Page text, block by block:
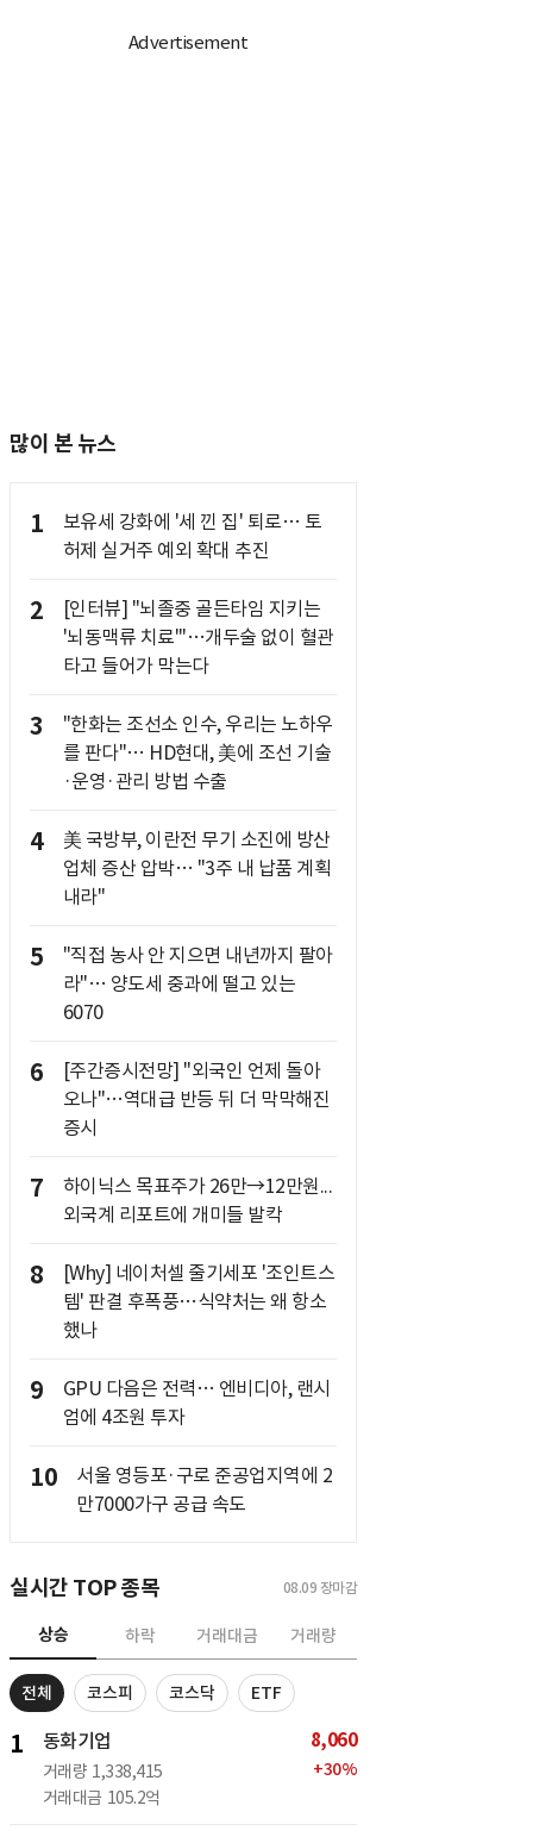
많이 본 뉴스
1
보유세 강화에 '세 낀 집' 퇴로… 토
허제 실거주 예외 확대 추진
2
[인터뷰] "뇌졸중 골든타임 지키는
'뇌동맥류 치료'"…개두술 없이 혈관
타고 들어가 막는다
3
"한화는 조선소 인수, 우리는 노하우
를 판다"… HD현대, 美에 조선 기술
·운영·관리 방법 수출
4
美 국방부, 이란전 무기 소진에 방산
업체 증산 압박… "3주 내 납품 계획
내라"
5
"직접 농사 안 지으면 내년까지 팔아
라"… 양도세 중과에 떨고 있는
6070
6
[주간증시전망] "외국인 언제 돌아
오나"…역대급 반등 뒤 더 막막해진
증시
7
하이닉스 목표주가 26만→12만원...
외국계 리포트에 개미들 발칵
8
[Why] 네이처셀 줄기세포 '조인트스
템' 판결 후폭풍…식약처는 왜 항소
했나
9
GPU 다음은 전력… 엔비디아, 랜시
엄에 4조원 투자
10
서울 영등포·구로 준공업지역에 2
만7000가구 공급 속도
실시간 TOP 종목 08.09 장마감
상승 하락 거래대금 거래량
전체 코스피 코스닥 ETF
1 동화기업
거래량 1,338,415
거래대금 105.2억
8,060
+30%